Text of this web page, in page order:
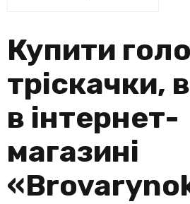
Купити
тріскачки,
в інтернет-
магазині
«